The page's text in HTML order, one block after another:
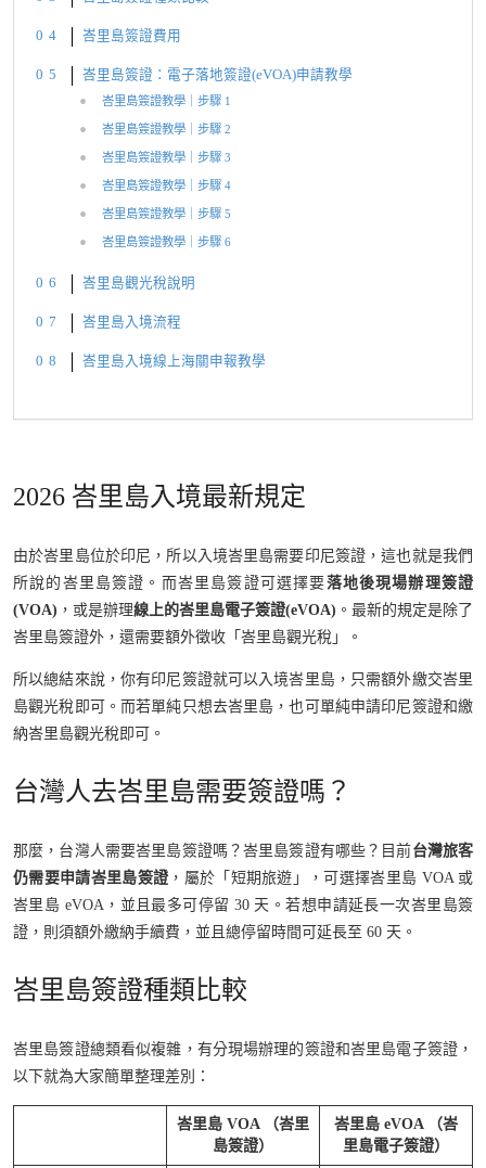
峇里島簽證費用
峇里島簽證：電子落地簽證(eVOA)申請教學
峇里島簽證教學｜步驟 1
峇里島簽證教學｜步驟 2
峇里島簽證教學｜步驟 3
峇里島簽證教學｜步驟 4
峇里島簽證教學｜步驟 5
峇里島簽證教學｜步驟 6
峇里島觀光稅說明
峇里島入境流程
峇里島入境線上海關申報教學
2026 峇里島入境最新規定
由於峇里島位於印尼，所以入境峇里島需要印尼簽證，這也就是我們
所說的峇里島簽證。而峇里島簽證可選擇要落地後現場辦理簽證
(VOA) ，或是辦理線上的峇里島電子簽證(eVOA) 。最新的規定是除了
峇里島簽證外，還需要額外徵收「峇里島觀光稅」。
所以總結來說，你有印尼簽證就可以入境峇里島，只需額外繳交峇里
島觀光稅即可。而若單純只想去峇里島，也可單純申請印尼簽證和繳
納峇里島觀光稅即可。
台灣人去峇里島需要簽證嗎？
那麼，台灣人需要峇里島簽證嗎？峇里島簽證有哪些？目前台灣旅客
仍需要申請峇里島簽證 ，屬於「短期旅遊」，可選擇峇里島 VOA 或
峇里島 eVOA，並且最多可停留 30 天。若想申請延長一次峇里島簽
證，則須額外繳納手續費，並且總停留時間可延長至 60 天。
峇里島簽證種類比較
峇里島簽證總類看似複雜，有分現場辦理的簽證和峇里島電子簽證，
以下就為大家簡單整理差別：
峇里島 VOA （峇里
島簽證）
峇里島 eVOA （峇
里島電子簽證）